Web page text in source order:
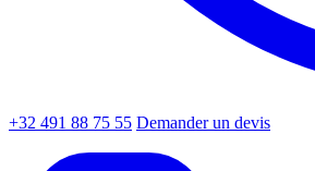
+32 491 88 75 55 Demander un devis